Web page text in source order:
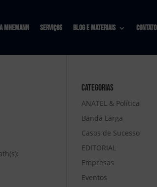
A MHemann Serviços Blog e materiais Contato
Categorias
ANATEL & Política
Banda Larga
Casos de Sucesso
EDITORIAL
Empresas
Eventos